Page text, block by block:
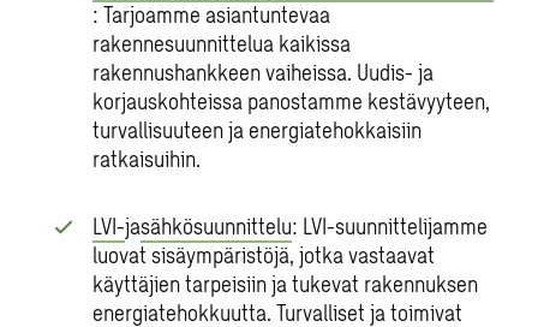
: Tarjoamme asiantuntevaa
rakennesuunnittelua kaikissa
rakennushankkeen vaiheissa. Uudis- ja
korjauskohteissa panostamme kestävyyteen,
turvallisuuteen ja energiatehokkaisiin
ratkaisuihin.
LVI-jasähkösuunnittelu: LVI-suunnittelijamme
luovat sisäympäristöjä, jotka vastaavat
käyttäjien tarpeisiin ja tukevat rakennuksen
energiatehokkuutta. Turvalliset ja toimivat